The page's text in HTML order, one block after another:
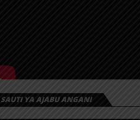
SAUTI YA AJABU ANGANI